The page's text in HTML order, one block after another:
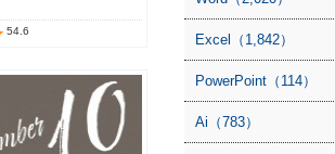
54.6
Excel（1,842）
PowerPoint（114）
Ai（783）